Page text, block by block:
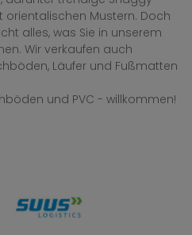
Mustern. Doch
alles, was Sie in unserem
Wir verkaufen auch
Läufer und Fußmatten
und PVC - willkommen!